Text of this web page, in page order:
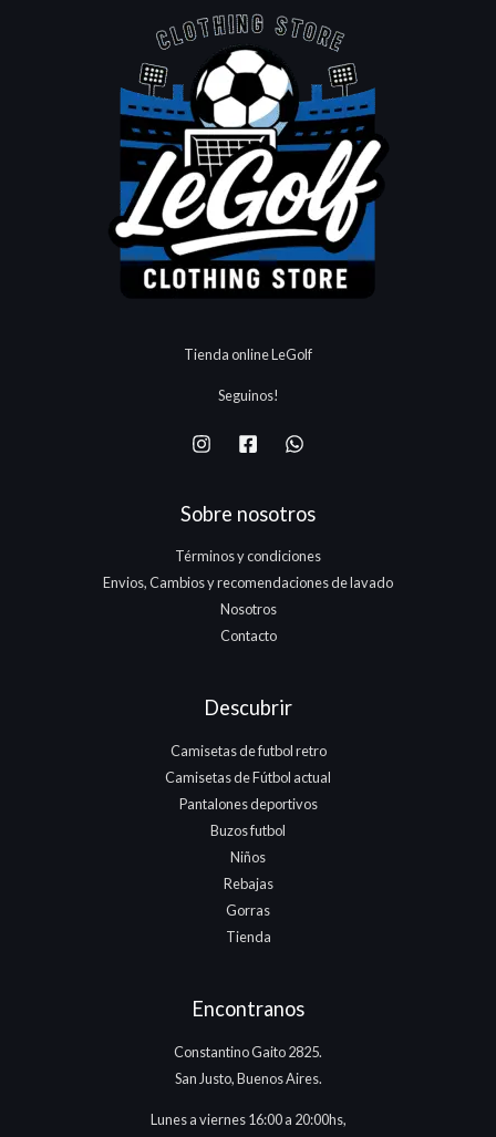
Tienda online LeGolf
Seguinos!
Sobre nosotros
Términos y condiciones
Envios, Cambios y recomendaciones de lavado
Nosotros
Contacto
Descubrir
Camisetas de futbol retro
Camisetas de Fútbol actual
Pantalones deportivos
Buzos futbol
Niños
Rebajas
Gorras
Tienda
Encontranos
Constantino Gaito 2825.
San Justo, Buenos Aires.
Lunes a viernes 16:00 a 20:00hs,